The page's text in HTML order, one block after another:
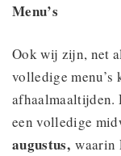
Menu’s
Ook wij zijn, net
volledige menu’s
afhaalmaaltijden.
een volledige
augustus,waarin